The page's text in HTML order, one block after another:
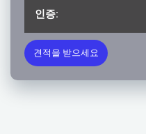
인증:
견적을 받으세요